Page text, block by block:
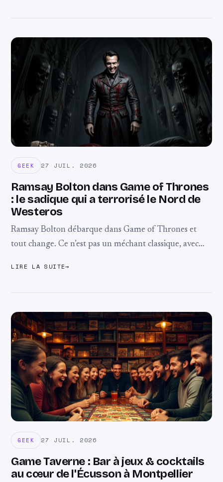
GEEK 27 JUIL. 2026
Ramsay Bolton dans Game of Thrones
: le sadique qui a terrorisé le Nord de
Westeros
Ramsay Bolton débarque dans Game of Thrones et
tout change. Ce n’est pas un méchant classique, avec
LIRE LA SUITE→
GEEK 27 JUIL. 2026
Game Taverne : Bar à jeux & cocktails
au cœur de l'Écusson à Montpellier